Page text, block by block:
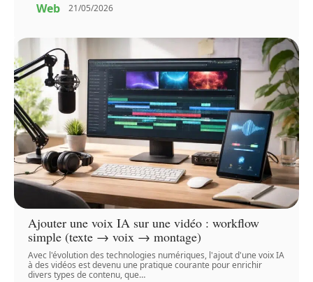
Web 21/05/2026
Ajouter une voix IA sur une vidéo : workflow
simple (texte → voix → montage)
Avec l'évolution des technologies numériques, l'ajout d'une voix IA
à des vidéos est devenu une pratique courante pour enrichir
divers types de contenu, que…